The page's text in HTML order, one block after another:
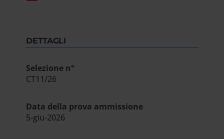
DETTAGLI
Selezione n°
CT11/26
Data della prova ammissione
5-giu-2026